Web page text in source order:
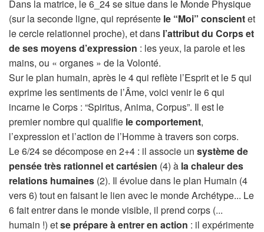
Dans la matrice, le 6_24 se situe dans le Monde Physique
(sur la seconde ligne, qui représente le “Moi” conscientet
le cercle relationnel proche), et dans l’attribut du Corps et
de ses moyens d’expression : les yeux, la parole et les
mains, ou « organes » de la Volonté.
Sur le plan humain, après le 4 qui reflète l’Esprit et le 5 qui
exprime les sentiments de l’Âme, voici venir le 6 qui
incarne le Corps : “Spiritus, Anima, Corpus”. Il est le
premier nombre qui qualifie le comportement,
l’expression et l’action de l’Homme à travers son corps.
Le 6/24 se décompose en 2+4 : il associe un système de
pensée très rationnel et cartésien (4) à la chaleur des
relations humaines (2). Il évolue dans le plan Humain (4
vers 6) tout en faisant le lien avec le monde Archétype... Le
6 fait entrer dans le monde visible, il prend corps (...
humain !) etse prépare à entrer en action : il expérimente